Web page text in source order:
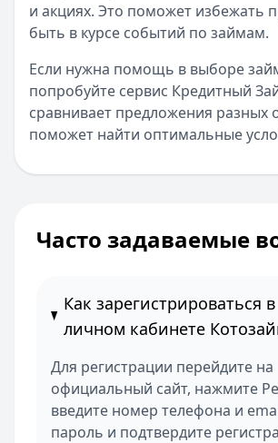
и акциях. Это поможет избежать
быть в курсе событий по займам.
Если нужна помощь в выборе
попробуйте сервис Кредитный
сравнивает предложения разных
поможет найти оптимальные
Часто задаваемые
Как зарегистрироваться в
личном кабинете
Для регистрации перейдите на
официальный сайт, нажмите
введите номер телефона и
пароль и подтвердите